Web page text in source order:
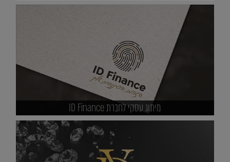
מיתוג עסקי לחברת ID Finance